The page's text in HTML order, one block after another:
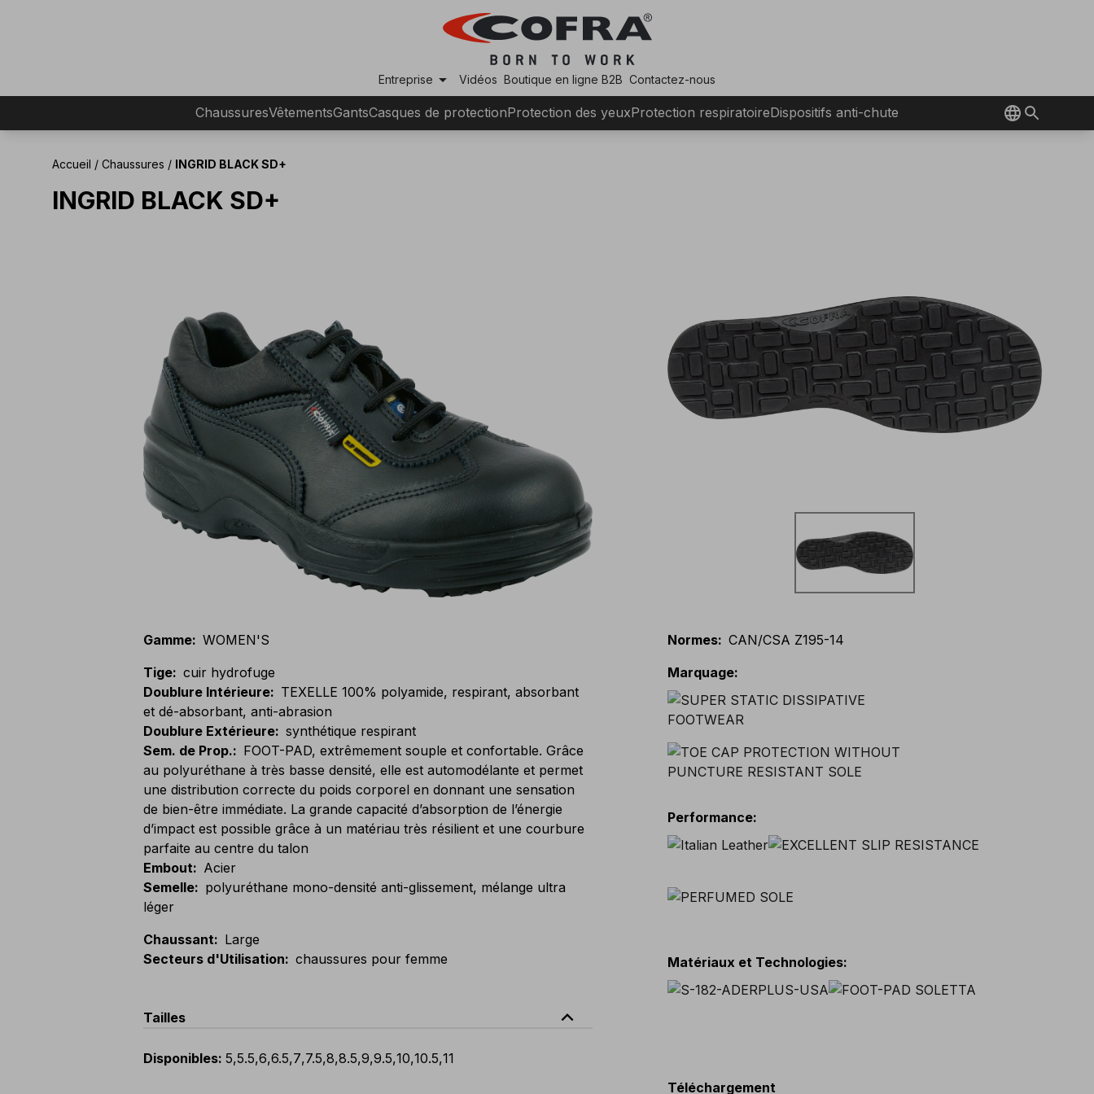
Entreprise arrow_drop_down Vidéos Boutique en ligne B2B Contactez-nous
ChaussuresVêtementsGantsCasques de protectionProtection des yeuxProtection respiratoireDispositifs anti-chute
Accueil / Chaussures / INGRID BLACK SD+
INGRID BLACK SD+
Gamme: WOMEN'S
Tige: cuir hydrofuge
Doublure Intérieure: TEXELLE 100% polyamide, respirant, absorbant
et dé-absorbant, anti-abrasion
Doublure Extérieure: synthétique respirant
Sem. de Prop.: FOOT-PAD, extrêmement souple et confortable. Grâce
au polyuréthane à très basse densité, elle est automodélante et permet
une distribution correcte du poids corporel en donnant une sensation
de bien-être immédiate. La grande capacité d’absorption de l’énergie
d’impact est possible grâce à un matériau très résilient et une courbure
parfaite au centre du talon
Embout: Acier
Semelle: polyuréthane mono-densité anti-glissement, mélange ultra
léger
Chaussant: Large
Secteurs d'Utilisation: chaussures pour femme
Tailles expand_less
Disponibles: 5,5.5,6,6.5,7,7.5,8,8.5,9,9.5,10,10.5,11
Normes: CAN/CSA Z195-14
Marquage:
Performance:
Matériaux et Technologies:
Téléchargement